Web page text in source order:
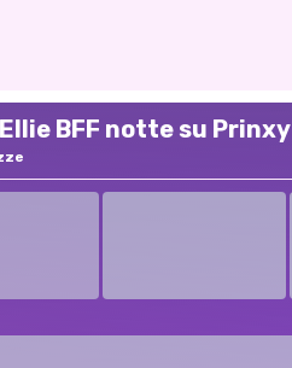
BFF notte su Prinxy